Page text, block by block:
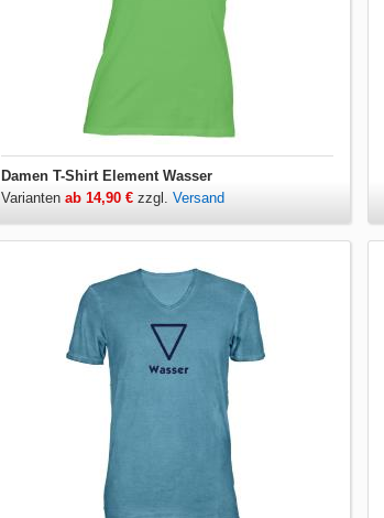
Damen T-Shirt Element Wasser
Varianten ab 14,90 €zzgl. Versand